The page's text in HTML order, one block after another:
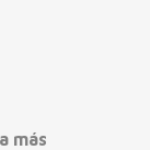
más